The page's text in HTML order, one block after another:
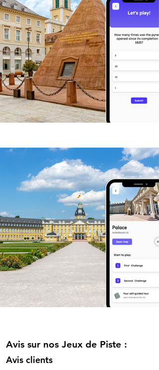
Avis sur nos Jeux de Piste :
Avis clients